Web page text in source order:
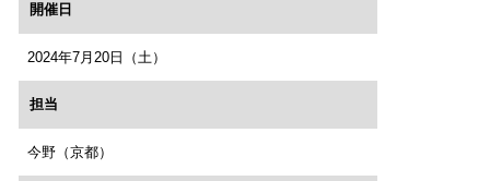
開催日
2024年7月20日（土）
担当
今野（京都）